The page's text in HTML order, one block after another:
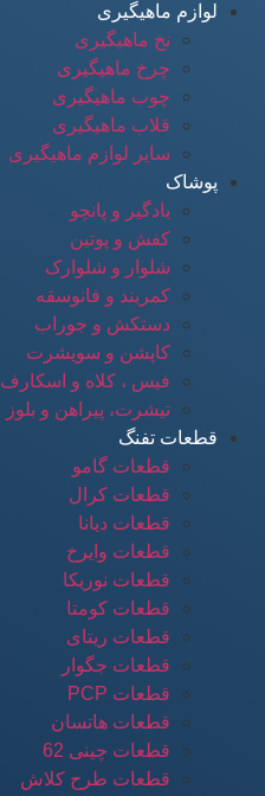
لوازم ماهیگیری
نخ ماهیگیری
چرخ ماهیگیری
چوب ماهیگیری
قلاب ماهیگیری
سایر لوازم ماهیگیری
پوشاک
بادگیر و پانچو
کفش و پوتین
شلوار و شلوارک
کمربند و فانوسقه
دستکش و جوراب
کاپشن و سویشرت
فیس ، کلاه و اسکارف
تیشرت، پیراهن و بلوز
قطعات تفنگ
قطعات گامو
قطعات کرال
قطعات دیانا
قطعات وایرخ
قطعات نوریکا
قطعات کومتا
قطعات ریتای
قطعات جگوار
قطعات PCP
قطعات هاتسان
قطعات چینی 62
قطعات طرح کلاش